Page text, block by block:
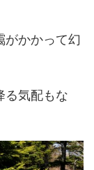
がかかって幻
る気配もな